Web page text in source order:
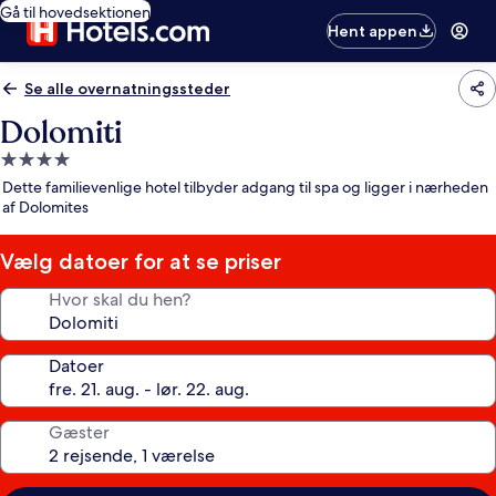
Gå til hovedsektionen
Hent appen
Se alle overnatningssteder
Dolomiti
4.0-
stjernet
overnatningssted
Dette familievenlige hotel tilbyder adgang til spa og ligger i nærheden
af Dolomites
Vælg datoer for at se priser
Hvor skal du hen?
Datoer
Gæster